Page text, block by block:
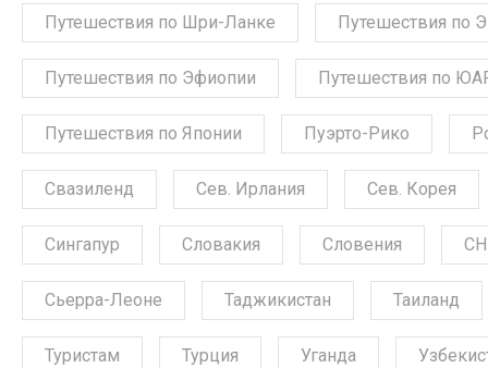
Путешествия по Шри-Ланке Путешествия по
Путешествия по Эфиопии Путешествия по
Путешествия по Японии Пуэрто-Рико
Свазиленд Сев. Ирлания Сев. Корея
Сингапур Словакия Словения
Сьерра-Леоне Таджикистан Таиланд
Туристам Турция Уганда